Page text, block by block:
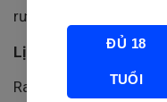
rượu cuối cùng.
Lịch sử và danh
Ra đời năm 1780 tại
ĐỦ 18
TUỔI